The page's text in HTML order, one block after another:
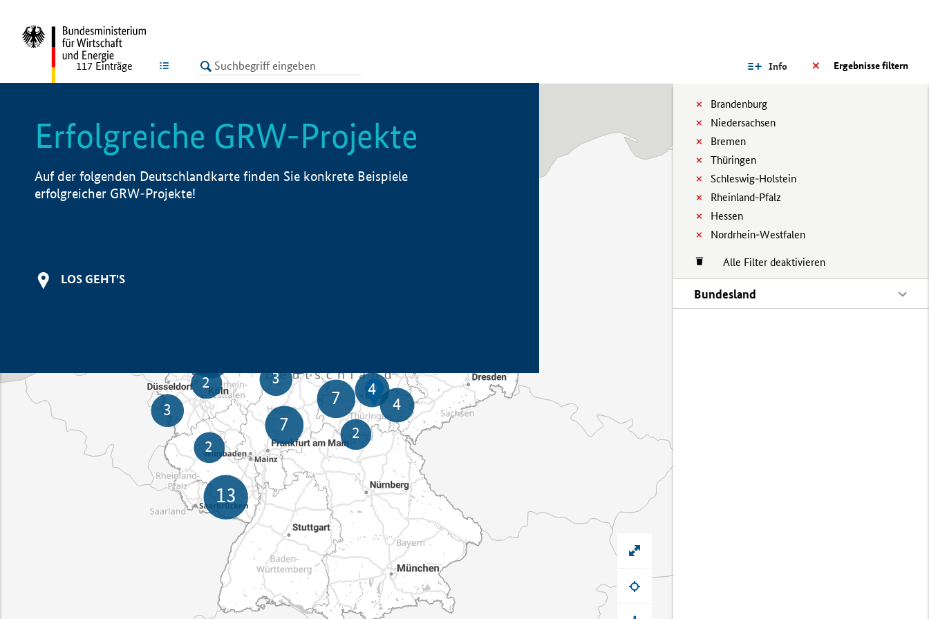
LISTE Ergebnisse filtern
Info
Brandenburg
Niedersachsen
Bremen
Thüringen
Schleswig-Holstein
Rheinland-Pfalz
Hessen
Nordrhein-Westfalen
Alle Filter deaktivieren
Bundesland
117 Einträge
Erfolgreiche GRW-Projekte
Auf der folgenden Deutschlandkarte finden Sie konkrete Beispiele
erfolgreicher GRW-Projekte!
LOS GEHT'S